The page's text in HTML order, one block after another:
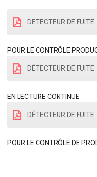
DETECTEUR DE FUITE
POUR LE CONTRÔLE
DÉTECTEUR DE FUITE
EN LECTURE CONTINUE
DÉTECTEUR DE FUITE
POUR LE CONTRÔLE DE